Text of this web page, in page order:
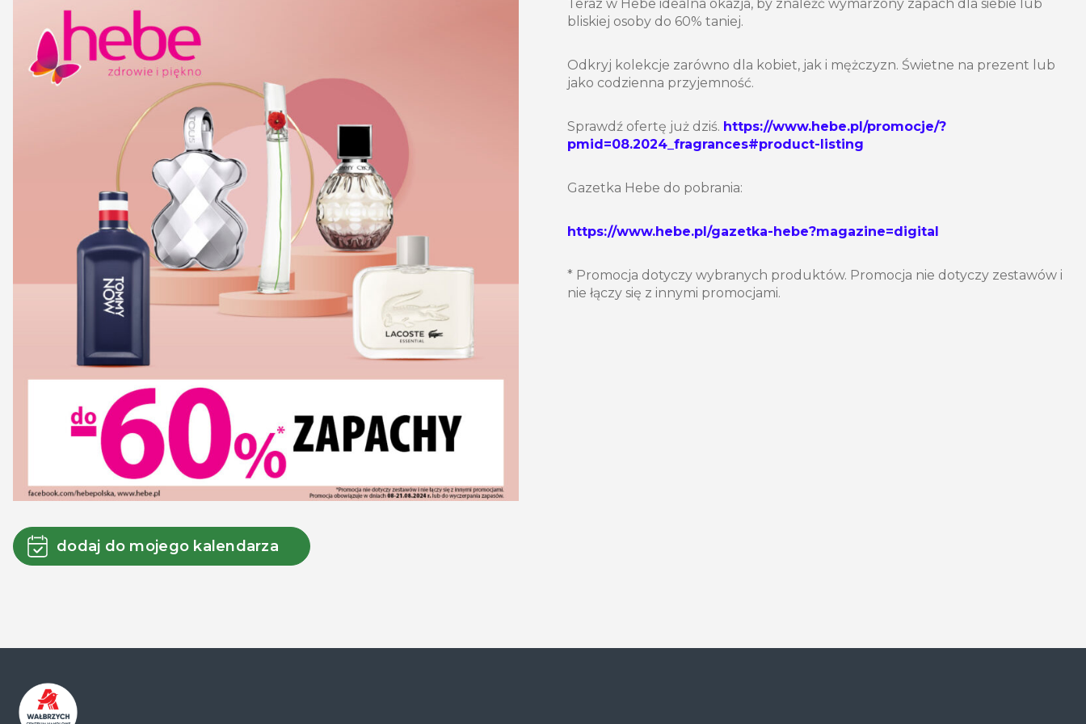
dodaj do mojego kalendarza
Teraz w Hebe idealna okazja, by znaleźć wymarzony zapach dla siebie lub
bliskiej osoby do 60% taniej.
Odkryj kolekcje zarówno dla kobiet, jak i mężczyzn. Świetne na prezent lub
jako codzienna przyjemność.
Sprawdź ofertę już dziś. https://www.hebe.pl/promocje/?
pmid=08.2024_fragrances#product-listing
Gazetka Hebe do pobrania:
https://www.hebe.pl/gazetka-hebe?magazine=digital
* Promocja dotyczy wybranych produktów. Promocja nie dotyczy zestawów i
nie łączy się z innymi promocjami.